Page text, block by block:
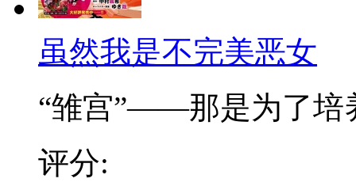
虽然我是不完美恶女
“雏宫”——那是为了培
评分: